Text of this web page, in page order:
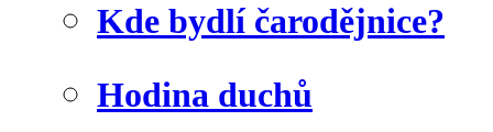
Kde bydlí čarodějnice?
Hodina duchů